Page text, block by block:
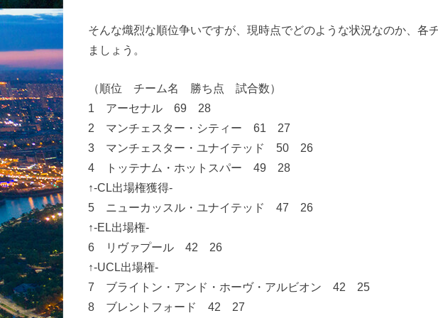
そんな熾烈な順位争いですが、現時点でどのような状況なのか、各
ましょう。
（順位 チーム名 勝ち点 試合数）
1 アーセナル 69 28
2 マンチェスター・シティー 61 27
3 マンチェスター・ユナイテッド 50 26
4 トッテナム・ホットスパー 49 28
↑-CL出場権獲得-
5 ニューカッスル・ユナイテッド 47 26
↑-EL出場権-
6 リヴァプール 42 26
↑-UCL出場権-
7 ブライトン・アンド・ホーヴ・アルビオン 42 25
8 ブレントフォード 42 27